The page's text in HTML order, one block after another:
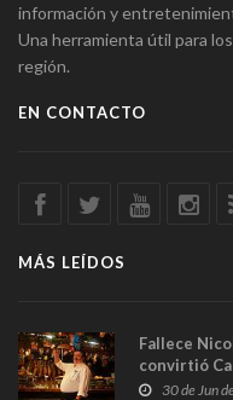
información y
Una herramienta útil para
región.
EN CONTACTO
MÁS LEÍDOS
Fallece
convirtió
en Madrid
30 de Jun